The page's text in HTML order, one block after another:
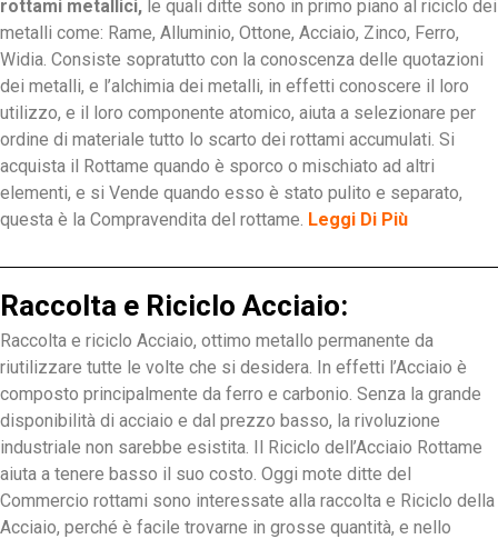
rottami metallici, le quali ditte sono in primo piano al riciclo dei
metalli come: Rame, Alluminio, Ottone, Acciaio, Zinco, Ferro,
Widia. Consiste sopratutto con la conoscenza delle quotazioni
dei metalli, e l’alchimia dei metalli, in effetti conoscere il loro
utilizzo, e il loro componente atomico, aiuta a selezionare per
ordine di materiale tutto lo scarto dei rottami accumulati. Si
acquista il Rottame quando è sporco o mischiato ad altri
elementi, e si Vende quando esso è stato pulito e separato,
questa è la Compravendita del rottame. Leggi Di Più
Raccolta e Riciclo Acciaio:
Raccolta e riciclo Acciaio, ottimo metallo permanente da
riutilizzare tutte le volte che si desidera. In effetti l’Acciaio è
composto principalmente da ferro e carbonio. Senza la grande
disponibilità di acciaio e dal prezzo basso, la rivoluzione
industriale non sarebbe esistita. Il Riciclo dell’Acciaio Rottame
aiuta a tenere basso il suo costo. Oggi mote ditte del
Commercio rottami sono interessate alla raccolta e Riciclo della
Acciaio, perché è facile trovarne in grosse quantità, e nello